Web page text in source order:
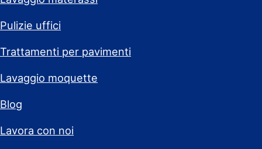
Pulizie uffici
Trattamenti per pavimenti
Lavaggio moquette
Blog
Lavora con noi